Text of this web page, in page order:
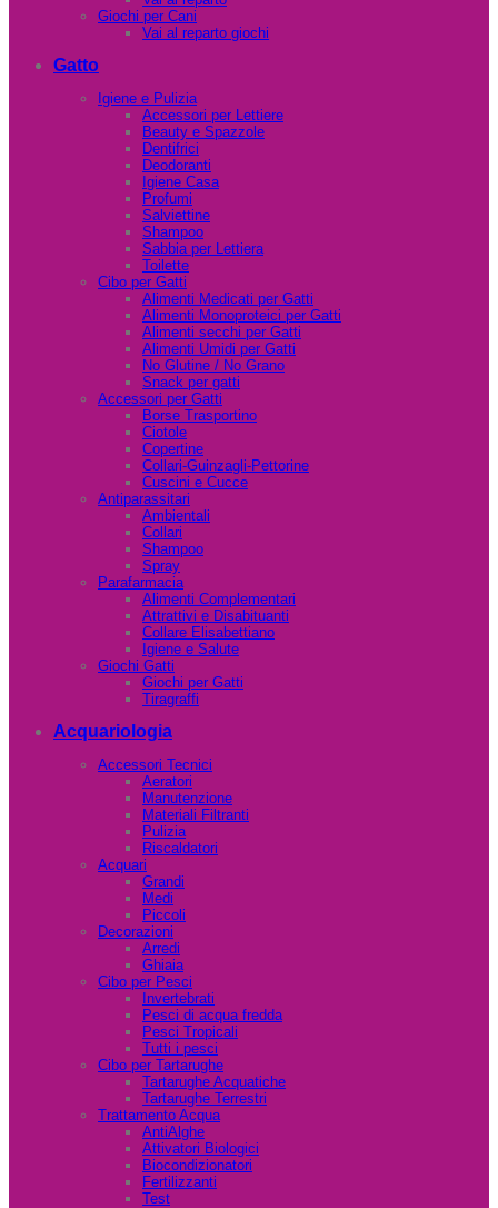
Giochi per Cani
Vai al reparto giochi
Gatto
Igiene e Pulizia
Accessori per Lettiere
Beauty e Spazzole
Dentifrici
Deodoranti
Igiene Casa
Profumi
Salviettine
Shampoo
Sabbia per Lettiera
Toilette
Cibo per Gatti
Alimenti Medicati per Gatti
Alimenti Monoproteici per Gatti
Alimenti secchi per Gatti
Alimenti Umidi per Gatti
No Glutine / No Grano
Snack per gatti
Accessori per Gatti
Borse Trasportino
Ciotole
Copertine
Collari-Guinzagli-Pettorine
Cuscini e Cucce
Antiparassitari
Ambientali
Collari
Shampoo
Spray
Parafarmacia
Alimenti Complementari
Attrattivi e Disabituanti
Collare Elisabettiano
Igiene e Salute
Giochi Gatti
Giochi per Gatti
Tiragraffi
Acquariologia
Accessori Tecnici
Aeratori
Manutenzione
Materiali Filtranti
Pulizia
Riscaldatori
Acquari
Grandi
Medi
Piccoli
Decorazioni
Arredi
Ghiaia
Cibo per Pesci
Invertebrati
Pesci di acqua fredda
Pesci Tropicali
Tutti i pesci
Cibo per Tartarughe
Tartarughe Acquatiche
Tartarughe Terrestri
Trattamento Acqua
AntiAlghe
Attivatori Biologici
Biocondizionatori
Fertilizzanti
Test